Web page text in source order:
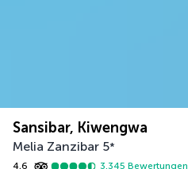
Sansibar, Kiwengwa
Melia Zanzibar 5*
4,6 3.345 Bewertungen